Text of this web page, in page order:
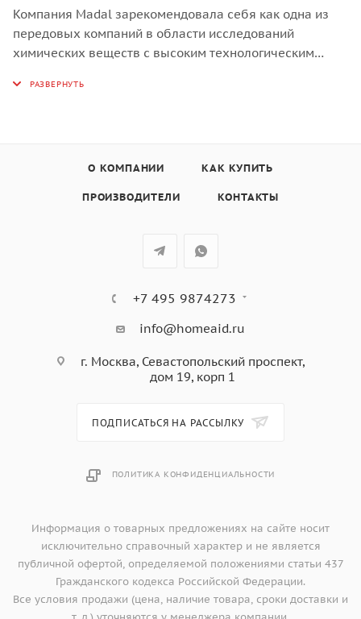
Компания Madal зарекомендовала себя как одна из
передовых компаний в области исследований
химических веществ с высоким технологическим
среду. Из многолетнего опыта работы компании Madal
Компания Madal внедрила системы качества и
производственных процессов, реализовав
линейку продуктов с символом ECOLABEL, знаком
переработанного пластика. Особое внимание
компанией Madal уделяется качеству продукции и
охране здоровья всего персонала, работающего под
контролем Организации.
крем-мыло Madal White Soap для деликатного ухода
- Мыло нового поколения: научно выверенный pH;
использования.
Аромат: этот аромат создает образ изысканной
женственности, где свежесть весенних цветов -
ландыша и сирени (верхние ноты) - гармонично
сочетается с теплыми, чувственными нотами герани и
О КОМПАНИИ КАК КУПИТЬ
ПРОИЗВОДИТЕЛИ КОНТАКТЫ
+7 495 9874273
info@homeaid.ru
г. Москва, Севастопольский проспект,
дом 19, корп 1
ПОДПИСАТЬСЯ НА РАССЫЛКУ
ПОЛИТИКА КОНФИДЕНЦИАЛЬНОСТИ
Информация о товарных предложениях на сайте носит
исключительно справочный характер и не является
публичной офертой, определяемой положениями статьи 437
Гражданского кодекса Российской Федерации.
Все условия продажи (цена, наличие товара, сроки доставки и